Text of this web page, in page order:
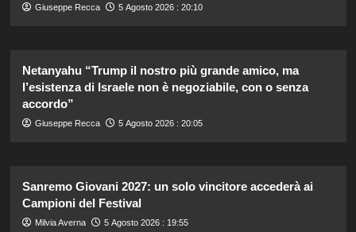
Giuseppe Recca 5 Agosto 2026 : 20:10
Netanyahu “Trump il nostro più grande amico, ma
l’esistenza di Israele non è negoziabile, con o senza
accordo”
Giuseppe Recca 5 Agosto 2026 : 20:05
Sanremo Giovani 2027: un solo vincitore accederà ai
Campioni del Festival
Milvia Averna 5 Agosto 2026 : 19:55